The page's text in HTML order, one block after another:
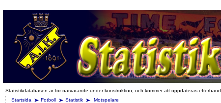
Statistikdatabasen är för närvarande under konstruktion, och kommer att uppdateras efterhand.
Startsida
Fotboll Statistik
Motspelare